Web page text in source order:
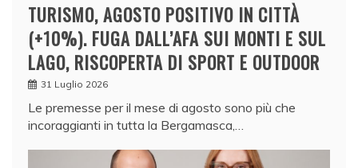
TURISMO, AGOSTO POSITIVO IN CITTÀ
(+10%). FUGA DALL’AFA SUI MONTI E SUL
LAGO, RISCOPERTA DI SPORT E OUTDOOR
31 Luglio 2026
Le premesse per il mese di agosto sono più che
incoraggianti in tutta la Bergamasca,…